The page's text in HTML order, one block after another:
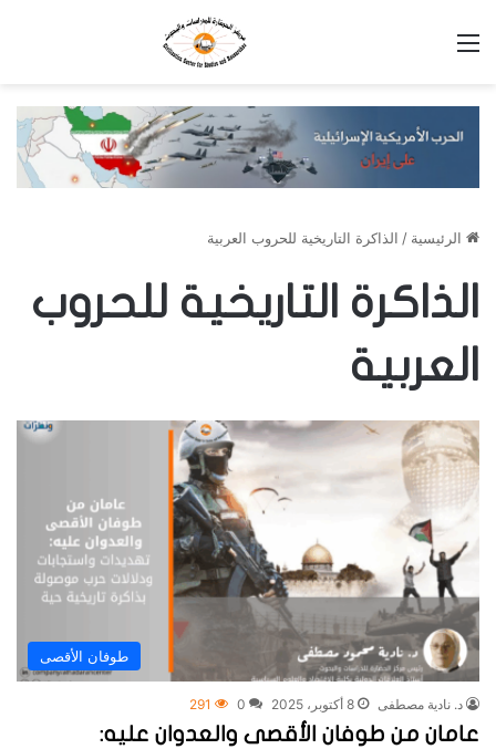
الرئيسية / الذاكرة التاريخية للحروب العربية
الذاكرة التاريخية للحروب
العربية
طوفان الأقصى
د. نادية مصطفى 8 أكتوبر، 2025 0
291
عامان من طوفان الأقصى والعدوان عليه: